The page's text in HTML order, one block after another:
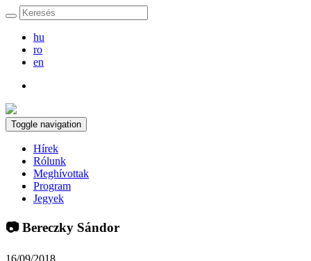
hu
ro
en
Toggle navigation
Hírek
Rólunk
Meghívottak
Program
Jegyek
📷 Bereczky Sándor